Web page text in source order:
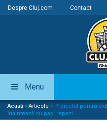
Despre Cluj.com Contact
Menu
Acasă » Articole » Proiectul pentru
înaintează cu pași repezi